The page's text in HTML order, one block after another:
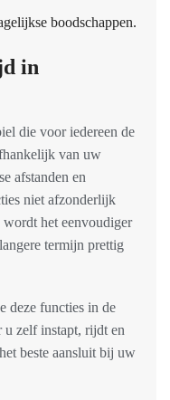
boodschappen.
in
die voor iedereen de
van uw
afstanden en
niet afzonderlijk
wordt het eenvoudiger
termijn prettig
deze functies in de
u zelf instapt, rijdt en
beste aansluit bij uw